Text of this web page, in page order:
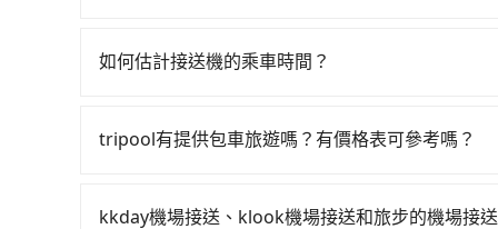
天或者載行李時，就顯得非常不便。
車上無乘客或已經在機場周邊，會盡快配合旅客乘
提供更多的彈性和客製化選擇，我們會根據您的
如何估計接送機的乘車時間？
外抓30分鐘的彈性時間。比方說正常台中到桃園
選擇離開機場的乘車時間抓在班機預計落地後的1
tripool有提供包車旅遊嗎？有價格表可參考嗎？
選擇2~12小時的服務，滿足家族出遊、朋友聚會
kkday機場接送、klook機場接送和旅步的機場接